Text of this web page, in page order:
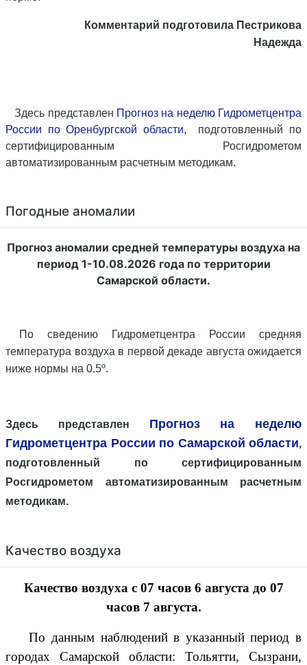
Комментарий подготовила Пестрикова
Надежда
Здесь представлен Прогноз на неделю Гидрометцентра
России по Оренбургской области, подготовленный по
сертифицированным Росгидрометом
автоматизированным расчетным методикам.
Погодные аномалии
Прогноз аномалии средней температуры воздуха на
период 1-10.08.2026 года по территории
Самарской области.
По сведению Гидрометцентра России средняя
температура воздуха в первой декаде августа ожидается
ниже нормы на 0.5º.
Здесь представлен Прогноз на неделю
Гидрометцентра России по Самарской области,
подготовленный по сертифицированным
Росгидрометом автоматизированным расчетным
методикам.
Качество воздуха
Качество воздуха с 07 часов 6 августа до 07
часов 7 августа.
По данным наблюдений в указанный период в
городах Самарской области: Тольятти, Сызрани,